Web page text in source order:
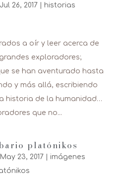
Jul 26, 2017
historias
a oír y leer acerca de
exploradores;
se han aventurado hasta
y más allá, escribiendo
historia de la humanidad…
que no...
platónikos
May 23, 2017
imágenes